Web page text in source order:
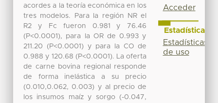
acordes a la teoría económica en los
tres modelos. Para la región NR el
R2 y Fc fueron 0.981 y 76.46
(P<0.0001), para la OR de 0.993 y
211.20 (P<0.0001) y para la CO de
0.988 y 120.68 (P<0.0001). La oferta
de carne bovina regional responde
de forma inelástica a su precio
(0.010,0.062, 0.003) y al precio de
los insumos maíz y sorgo (-0.047,
Acceder
Estadísticas
Estadísticas
de uso